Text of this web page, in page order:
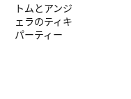
トムとアンジ
ェラのティキ
パーティー